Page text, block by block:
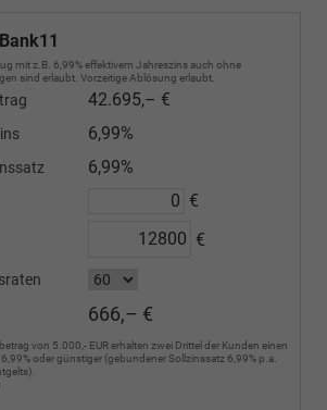
mit z.B. 6,99% effektivem Jahreszins auch ohne
sind erlaubt. Vorzeitige Ablösung erlaubt.
42.695,– €
6,99%
6,99%
€
€
666,– €
von 5.000,- EUR erhalten zwei Drittel der Kunden einen
oder günstiger (gebundener Sollzinssatz 6,99% p.a.